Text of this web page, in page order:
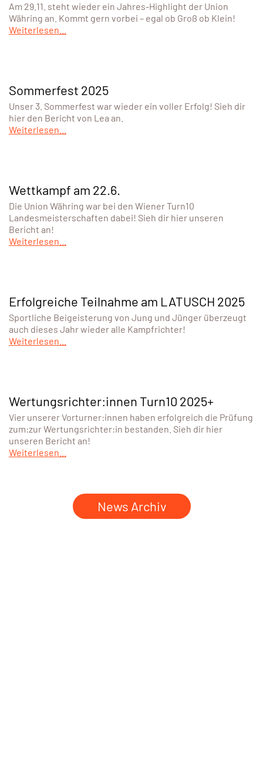
Am 29.11. steht wieder ein Jahres-Highlight der Union
Währing an. Kommt gern vorbei – egal ob Groß ob Klein!
Weiterlesen...
Sommerfest 2025
Unser 3. Sommerfest war wieder ein voller Erfolg! Sieh dir
hier den Bericht von Lea an.
Weiterlesen...
Wettkampf am 22.6.
Die Union Währing war bei den Wiener Turn10
Landesmeisterschaften dabei! Sieh dir hier unseren
Bericht an!
Weiterlesen...
Erfolgreiche Teilnahme am LATUSCH 2025
Sportliche Beigeisterung von Jung und Jünger überzeugt
auch dieses Jahr wieder alle Kampfrichter!
Weiterlesen...
Wertungsrichter:innen Turn10 2025+
Vier unserer Vorturner:innen haben erfolgreich die Prüfung
zum:zur Wertungsrichter:in bestanden. Sieh dir hier
unseren Bericht an!
Weiterlesen...
News Archiv